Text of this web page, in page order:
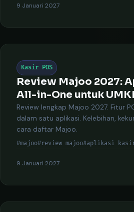
9 Januari 2027
Kasir POS
Review Majoo 2027:
All-in-One untuk
Review lengkap Majoo 2027. Fitur
dalam satu aplikasi. Kelebihan,
cara daftar Majoo.
#majoo#review majoo#aplikasi
9 Januari 2027